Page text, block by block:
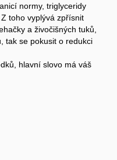
normy, triglyceridy
toho vyplývá zpřísnit
a živočišných tuků,
tak se pokusit o redukci
hlavní slovo má váš